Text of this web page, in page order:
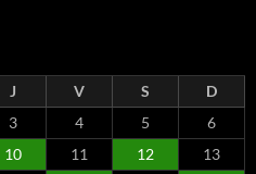
J V S
D
3 4 5
6
10 11 12
13